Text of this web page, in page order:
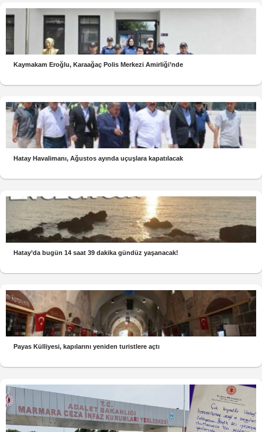
Kaymakam Eroğlu, Karaağaç Polis Merkezi Amirliği’nde
Hatay Havalimanı, Ağustos ayında uçuşlara kapatılacak
Hatay’da bugün 14 saat 39 dakika gündüz yaşanacak!
Payas Külliyesi, kapılarını yeniden turistlere açtı